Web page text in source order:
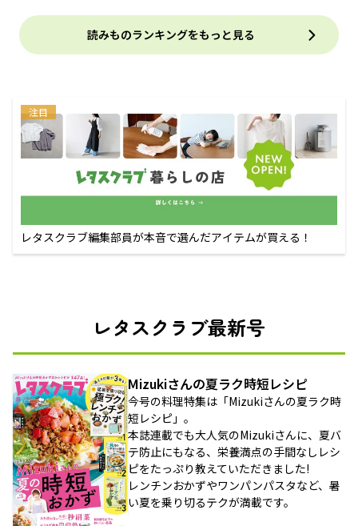
読みものランキングをもっと見る
注目
レタスクラブ編集部員が本音で選んだアイテムが買える！
レタスクラブ最新号
Mizukiさんの夏ラク時短レシピ
今号の料理特集は「Mizukiさんの夏ラク時
短レシピ」。
本誌連載でも大人気のMizukiさんに、夏バ
テ防止にもなる、栄養満点の手間なしレシ
ピをたっぷり教えていただきました!
レンチンおかずやワンパンパスタなど、暑
い夏を乗り切るテクが満載です。